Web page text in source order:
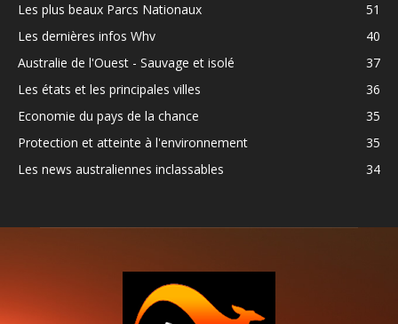
Les plus beaux Parcs Nationaux
51
Les dernières infos Whv
40
Australie de l'Ouest - Sauvage et isolé
37
Les états et les principales villes
36
Economie du pays de la chance
35
Protection et atteinte à l'environnement
35
Les news australiennes inclassables
34